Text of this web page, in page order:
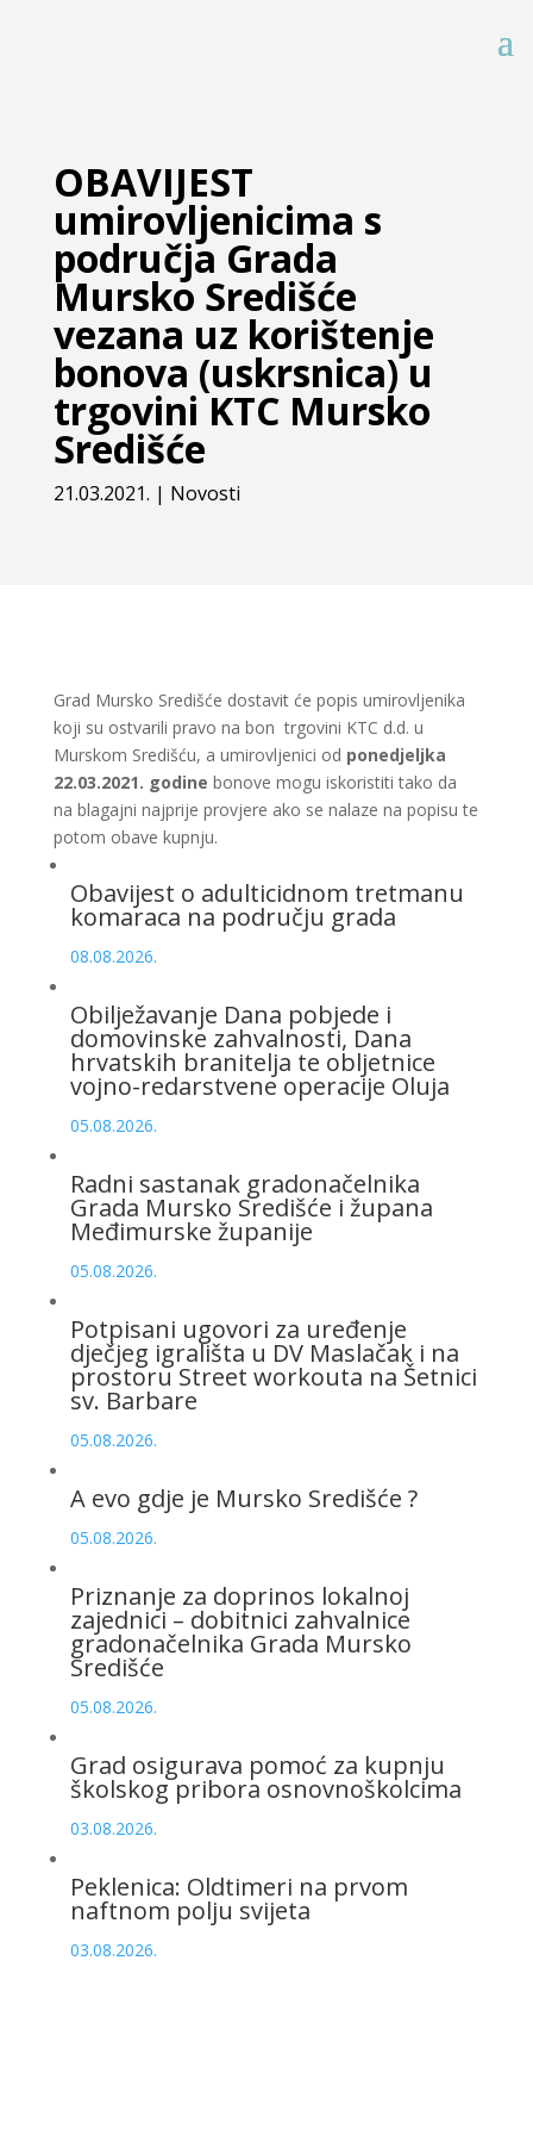
OBAVIJEST
umirovljenicima s
područja Grada
Mursko Središće
vezana uz korištenje
bonova (uskrsnica) u
trgovini KTC Mursko
Središće
21.03.2021. | Novosti
Grad Mursko Središće dostavit će popis umirovljenika
koji su ostvarili pravo na bon trgovini KTC d.d. u
Murskom Središću, a umirovljenici od ponedjeljka
22.03.2021. godine bonove mogu iskoristiti tako da
na blagajni najprije provjere ako se nalaze na popisu te
potom obave kupnju.
Obavijest o adulticidnom tretmanu
komaraca na području grada
08.08.2026.
Obilježavanje Dana pobjede i
domovinske zahvalnosti, Dana
hrvatskih branitelja te obljetnice
vojno-redarstvene operacije Oluja
05.08.2026.
Radni sastanak gradonačelnika
Grada Mursko Središće i župana
Međimurske županije
05.08.2026.
Potpisani ugovori za uređenje
dječjeg igrališta u DV Maslačak i na
prostoru Street workouta na Šetnici
sv. Barbare
05.08.2026.
A evo gdje je Mursko Središće ?
05.08.2026.
Priznanje za doprinos lokalnoj
zajednici – dobitnici zahvalnice
gradonačelnika Grada Mursko
Središće
05.08.2026.
Grad osigurava pomoć za kupnju
školskog pribora osnovnoškolcima
03.08.2026.
Peklenica: Oldtimeri na prvom
naftnom polju svijeta
03.08.2026.